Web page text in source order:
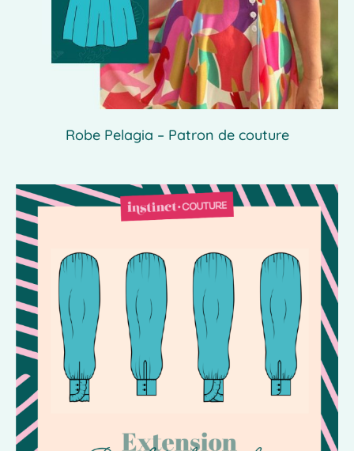
Robe Pelagia – Patron de couture